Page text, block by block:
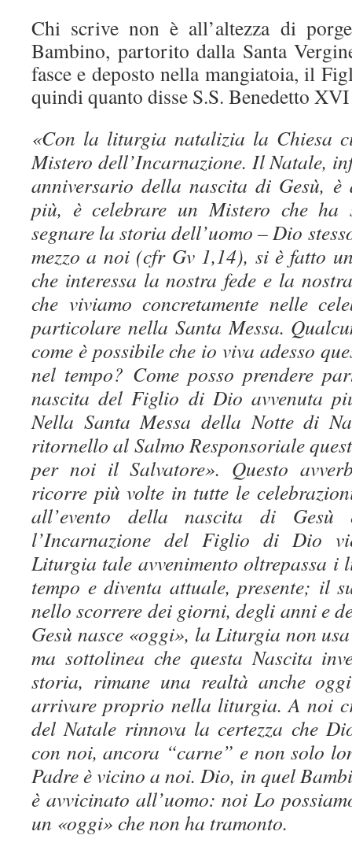
Chi scrive non è all’altezza di
Bambino, partorito dalla Santa
fasce e deposto nella mangiatoia, il
quindi quanto disse S.S. Benedetto
«Con la liturgia natalizia la Chiesa
Mistero dell’Incarnazione. Il Natale,
anniversario della nascita di Gesù, è
più, è celebrare un Mistero che ha
segnare la storia dell’uomo – Dio
mezzo a noi (cfr Gv 1,14), si è fatto
che interessa la nostra fede e la
che viviamo concretamente nelle
particolare nella Santa Messa.
come è possibile che io viva adesso
nel tempo? Come posso prendere
nascita del Figlio di Dio avvenuta
Nella Santa Messa della Notte di
ritornello al Salmo Responsoriale
per noi il Salvatore». Questo
ricorre più volte in tutte le
all’evento della nascita di Gesù
l’Incarnazione del Figlio di Dio
Liturgia tale avvenimento oltrepassa i
tempo e diventa attuale, presente; il
nello scorrere dei giorni, degli anni e
Gesù nasce «oggi», la Liturgia non
ma sottolinea che questa Nascita
storia, rimane una realtà anche
arrivare proprio nella liturgia. A noi
del Natale rinnova la certezza che
con noi, ancora “carne” e non solo
Padre è vicino a noi. Dio, in quel
è avvicinato all’uomo: noi Lo
un «oggi» che non ha tramonto.